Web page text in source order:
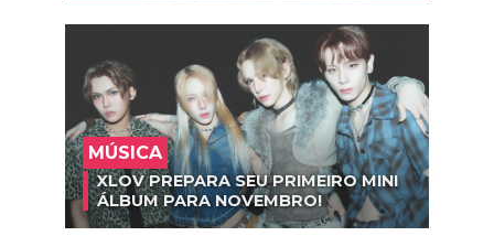
MÚSICA
XLOV PREPARA SEU PRIMEIRO MINI
ÁLBUM PARA NOVEMBRO!